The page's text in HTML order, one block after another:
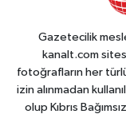
Gazetecilik
kanalt.com
fotoğrafların her
izin alınmadan
olup Kıbrıs